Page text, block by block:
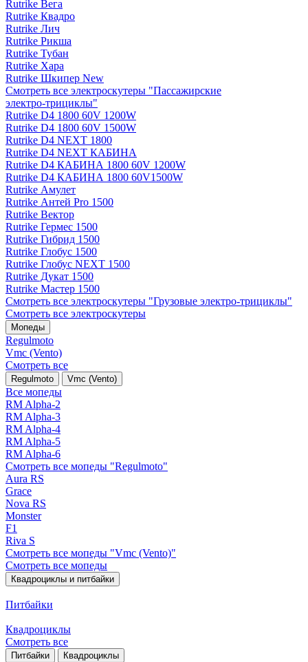
Rutrike Вега
Rutrike Квадро
Rutrike Лич
Rutrike Рикша
Rutrike Тубан
Rutrike Хара
Rutrike Шкипер New
Смотреть все электро­скутеры "Пассажирские
электро‑трициклы"
Rutrike D4 1800 60V 1200W
Rutrike D4 1800 60V 1500W
Rutrike D4 NEXT 1800
Rutrike D4 NEXT КАБИНА
Rutrike D4 КАБИНА 1800 60V 1200W
Rutrike D4 КАБИНА 1800 60V1500W
Rutrike Амулет
Rutrike Антей Pro 1500
Rutrike Вектор
Rutrike Гермес 1500
Rutrike Гибрид 1500
Rutrike Глобус 1500
Rutrike Глобус NEXT 1500
Rutrike Дукат 1500
Rutrike Мастер 1500
Смотреть все электро­скутеры "Грузовые электро‑трициклы"
Смотреть все электро­скутеры
Мопеды
Regulmoto
Vmc (Vento)
Смотреть все
Regulmoto Vmc (Vento)
Все мопеды
RM Alpha-2
RM Alpha-3
RM Alpha-4
RM Alpha-5
RM Alpha-6
Смотреть все мопеды "Regulmoto"
Aura RS
Grace
Nova RS
Monster
F1
Riva S
Смотреть все мопеды "Vmc (Vento)"
Смотреть все мопеды
Квадроциклы и питбайки
Питбайки
Квадроциклы
Смотреть все
Питбайки Квадроциклы